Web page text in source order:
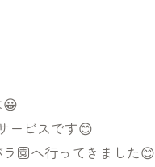
😀
ービスです😊
園へ行ってきました😊